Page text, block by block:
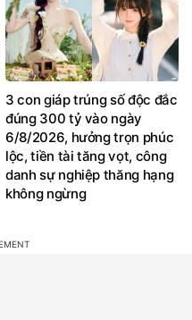
3 con giáp trúng số độc đắc
đúng 300 tỷ vào ngày
6/8/2026, hưởng trọn phúc
lộc, tiền tài tăng vọt, công
danh sự nghiệp thăng hạng
không ngừng